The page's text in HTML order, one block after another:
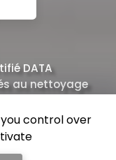
DATA
au nettoyage
you control over